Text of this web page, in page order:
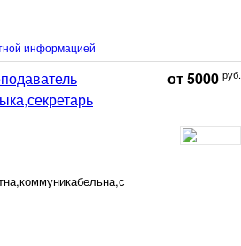
информацией
от 5000 руб.